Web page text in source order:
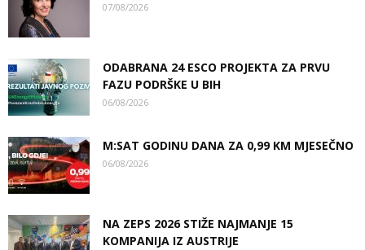
07/08/2026
ODABRANA 24 ESCO PROJEKTA ZA PRVU
FAZU PODRŠKE U BIH
06/08/2026
M:SAT GODINU DANA ZA 0,99 KM MJESEČNO
06/08/2026
NA ZEPS 2026 STIŽE NAJMANJE 15
KOMPANIJA IZ AUSTRIJE